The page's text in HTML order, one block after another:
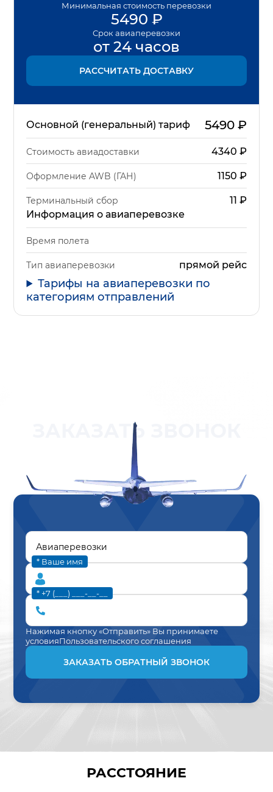
Минимальная стоимость перевозки
5490 ₽
Срок авиаперевозки
от 24 часов
РАССЧИТАТЬ ДОСТАВКУ
Основной (генеральный) тариф 5490₽
Стоимость авиадоставки 4340 ₽
Оформление AWB (ГАН) 1150 ₽
Терминальный сбор 11 ₽
Информация о авиаперевозке
Время полета
Тип авиаперевозки прямой рейс
Тарифы на авиаперевозки по
категориям отправлений
ЗАКАЗАТЬ ЗВОНОК
* Ваше имя
* +7 (___) ___-__-__
Нажимая кнопку «Отправить» Вы принимаете
условияПользовательского соглашения
ЗАКАЗАТЬ ОБРАТНЫЙ ЗВОНОК
РАССТОЯНИЕ